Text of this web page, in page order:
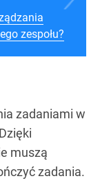
zespołu?
zadaniami w
muszą
zadania.